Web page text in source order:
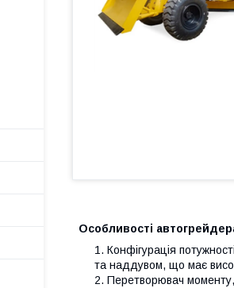
Особливості
Конфігурація
та наддувом, що має
Перетворювач